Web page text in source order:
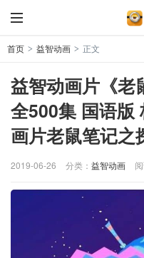
首页 > 益智动画 > 正文
益智动画片《老
全500集 国语版
画片老鼠笔记之
2019-06-26 分类： 益智动画